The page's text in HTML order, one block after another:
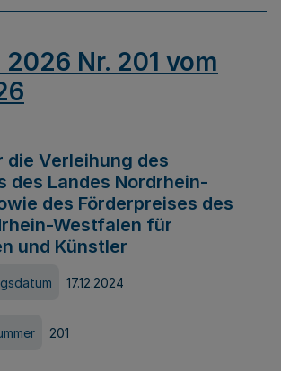
2026 Nr. 201 vom
die Verleihung des
des Landes Nordrhein-
des Förderpreises des
Westfalen für
und Künstler
17.12.2024
201